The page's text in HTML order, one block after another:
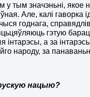
тым значэньні, якое
Але, калі гаворка
годнага,
гэтую
інтарэсы, а за
народу, за
нацыю?